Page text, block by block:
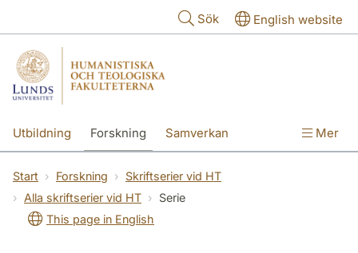
Sök English website
Utbildning Forskning Samverkan Mer
Start Forskning
Skriftserier vid HT
Alla skriftserier vid HT
Serie
This page in English